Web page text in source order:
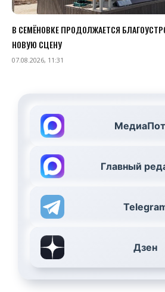
В СЕМЁНОВКЕ ПРОДОЛЖАЕТСЯ
НОВУЮ СЦЕНУ
07.08.2026, 11:31
Главный
Дзен